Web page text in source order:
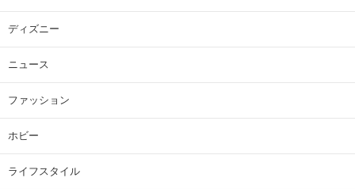
ディズニー
ニュース
ファッション
ホビー
ライフスタイル